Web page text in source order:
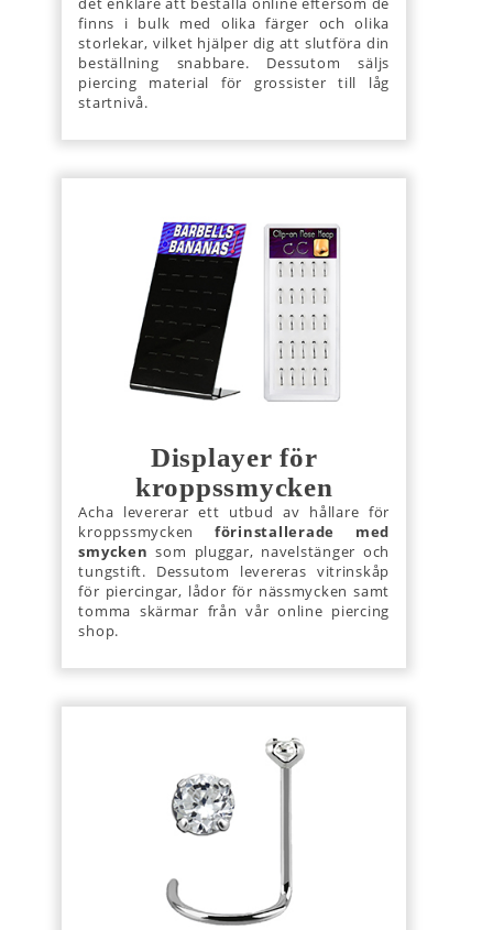
finns i bulk med olika färger och olika
storlekar, vilket hjälper dig att slutföra din
beställning snabbare. Dessutom säljs
piercing material för grossister till låg
startnivå.
Displayer för
kroppssmycken
Acha levererar ett utbud av hållare för
kroppssmycken förinstallerade med
smycken som pluggar, navelstänger och
tungstift. Dessutom levereras vitrinskåp
för piercingar, lådor för nässmycken samt
tomma skärmar från vår online piercing
shop.